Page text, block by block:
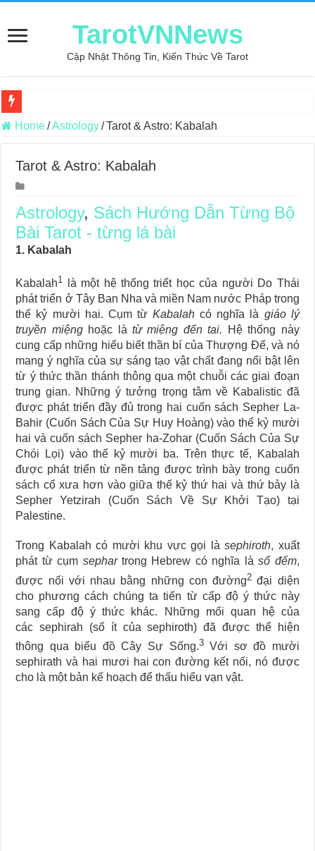
TarotVNNews
Cập Nhật Thông Tin, Kiến Thức Về Tarot
Review may áo thun tại xưởng may Dony
Konxari Cards – Trải Nghiệm Kết Nối Với Thế Giới Tâm Linh
Journey Of Love Oracle – Lá Số 70: Heaven
Journey Of Love Oracle – Lá Số 69: Contemplation
Journey Of Love Oracle – Lá Số 67: The Swan
Journey Of Love Oracle – Lá Số 66: Coming Together
Journey Of Love Oracle – Lá Số 65: The Breaking
Home/Astrology/Tarot & Astro: Kabalah
Tarot & Astro: Kabalah
Astrology, Sách Hướng Dẫn Từng Bộ
Bài Tarot - từng lá bài
1. Kabalah
Kabalah1 là một hệ thống triết học của người Do Thái
phát triển ở Tây Ban Nha và miền Nam nước Pháp trong
thế kỷ mười hai. Cụm từKabalah có nghĩa là giáo lý
truyền miệng hoặc làtừ miệng đến tai.
Hệ thống này
cung cấp những hiểu biết thần bí của Thượng Đế, và nó
mang ý nghĩa của sự sáng tạo vật chất đang nổi bật lên
từ ý thức thần thánh thông qua một chuỗi các giai đoạn
trung gian. Những ý tưởng trọng tâm về Kabalistic đã
được phát triển đầy đủ trong hai cuốn sách Sepher La-
Bahir (Cuốn Sách Của Sự Huy Hoàng) vào thế kỷ mười
hai và cuốn sách Sepher ha-Zohar (Cuốn Sách Của Sự
Chói Lọi) vào thế kỷ mười ba. Trên thực tế, Kabalah
được phát triển từ nền tảng được trình bày trong cuốn
sách cổ xưa hơn vào giữa thế kỷ thứ hai và thứ bảy là
Sepher Yetzirah (Cuốn Sách Về Sự Khởi Tạo) tại
Palestine.
Trong Kabalah có mười khu vực gọi làsephiroth, xuất
phát từ cụm sephartrong Hebrew có nghĩa làsố đếm,
được nối với nhau bằng những con đường2 đại diện
cho phương cách chúng ta tiến từ cấp độ ý thức này
sang cấp độ ý thức khác. Những mối quan hệ của
các sephirah (số ít của sephiroth) đã được thể hiện
thông qua biểu đồ Cây Sự Sống.3Với sơ đồ mười
sephirath và hai mươi hai con đường kết nối, nó được
cho là một bản kế hoạch để thấu hiểu vạn vật.